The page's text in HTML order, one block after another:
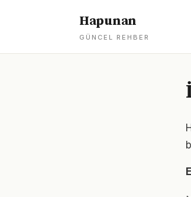
Hapunan
GÜNCEL REHBER